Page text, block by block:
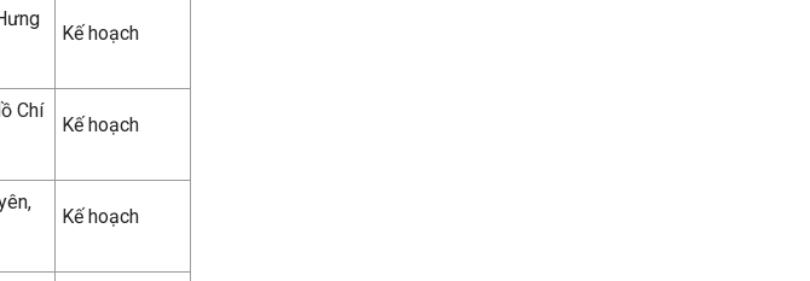
Kế hoạch
Chí
Kế hoạch
Kế hoạch